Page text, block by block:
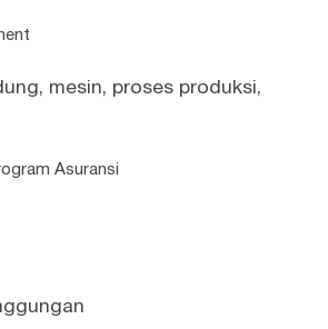
mesin, proses produksi,
Asuransi